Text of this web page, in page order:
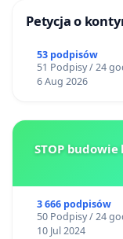
Petycja o
53 podpisów
51 Podpisy / 24
6 Aug 2026
STOP
3 666 podpisów
50 Podpisy / 24
10 Jul 2024